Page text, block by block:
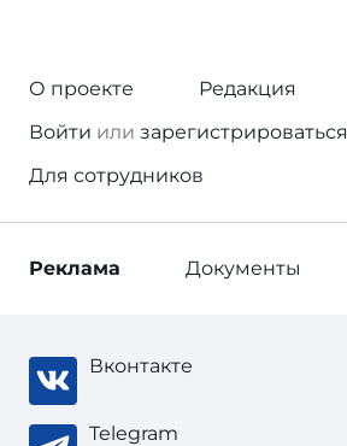
О проекте
Редакция
Войти или зарегистрироваться
Для сотрудников
Реклама Документы
Вконтакте
Telegram